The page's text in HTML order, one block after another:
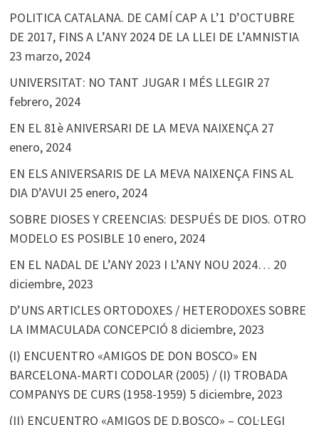
POLITICA CATALANA. DE CAMÍ CAP A L’1 D’OCTUBRE
DE 2017, FINS A L’ANY 2024 DE LA LLEI DE L’AMNISTIA
23 marzo, 2024
UNIVERSITAT: NO TANT JUGAR I MÉS LLEGIR 27
febrero, 2024
EN EL 81è ANIVERSARI DE LA MEVA NAIXENÇA 27
enero, 2024
EN ELS ANIVERSARIS DE LA MEVA NAIXENÇA FINS AL
DIA D’AVUI 25 enero, 2024
SOBRE DIOSES Y CREENCIAS: DESPUÉS DE DIOS. OTRO
MODELO ES POSIBLE 10 enero, 2024
EN EL NADAL DE L’ANY 2023 I L’ANY NOU 2024… 20
diciembre, 2023
D’UNS ARTICLES ORTODOXES / HETERODOXES SOBRE
LA IMMACULADA CONCEPCIÓ 8 diciembre, 2023
(I) ENCUENTRO «AMIGOS DE DON BOSCO» EN
BARCELONA-MARTI CODOLAR (2005) / (I) TROBADA
COMPANYS DE CURS (1958-1959) 5 diciembre, 2023
(II) ENCUENTRO «AMIGOS DE D.BOSCO» – COL·LEGI